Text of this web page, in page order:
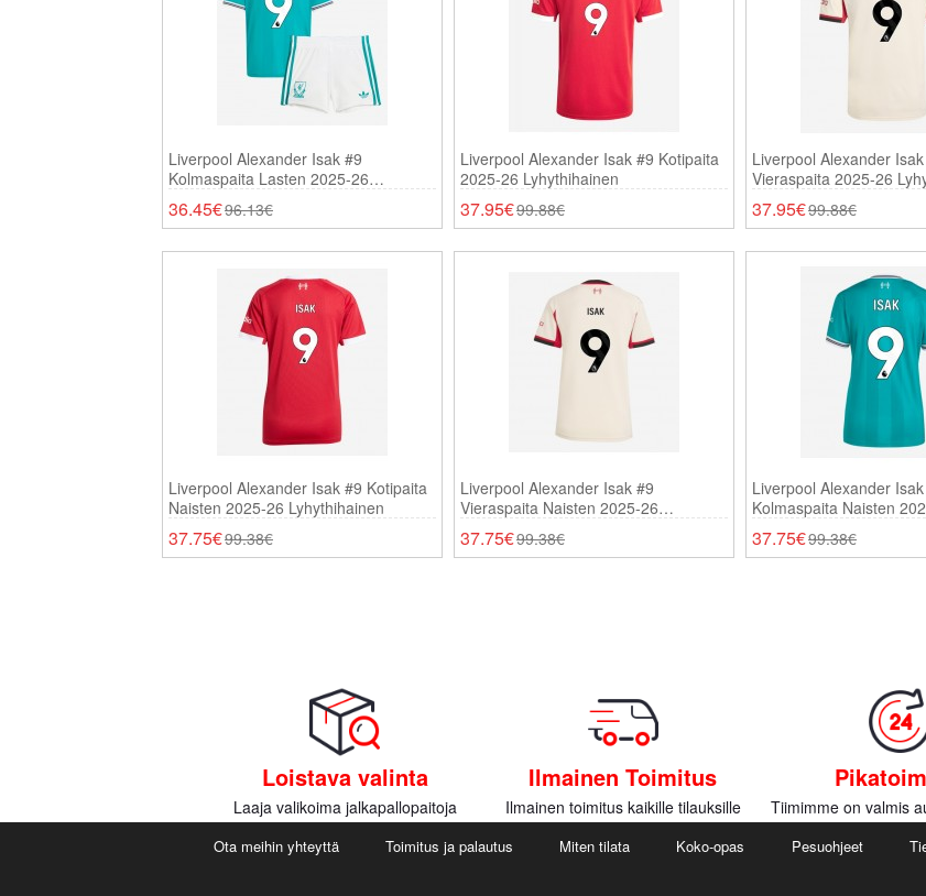
Liverpool Alexander Isak #9
Kolmaspaita Lasten 2025-26
Lyhythihainen (+ Shortsit)
36.45€96.13€
Liverpool Alexander Isak #9 Kotipaita
2025-26 Lyhythihainen
37.95€99.88€
Liverpool Alexander
Vieraspaita 2025-26
37.95€99.88€
Liverpool Alexander Isak #9 Kotipaita
Naisten 2025-26 Lyhythihainen
37.75€99.38€
Liverpool Alexander Isak #9
Vieraspaita Naisten 2025-26
Lyhythihainen
37.75€99.38€
Liverpool Alexander
Kolmaspaita Naisten
Lyhythihainen
37.75€99.38€
Loistava valinta
Laaja valikoima jalkapallopaitoja
Ilmainen Toimitus
Ilmainen toimitus kaikille tilauksille Tiimimme on valmis
Ota meihin yhteyttä Toimitus ja palautus Miten tilata Koko-opas Pesuohjeet